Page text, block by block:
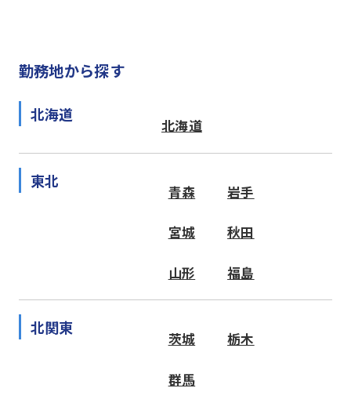
勤務地から探す
北海道
北海道
東北
青森 岩手
宮城 秋田
山形 福島
北関東
茨城 栃木
群馬